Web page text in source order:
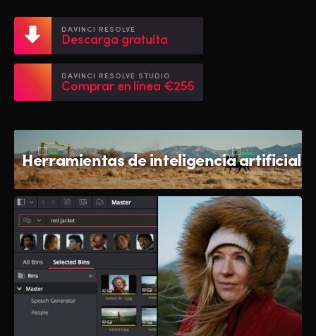
Singapore
South Africa
España
Chinese Taipei
Turkey
UAE
Ukraine
United Kingdom
United States
Singapore
South Africa
España
Chinese Taipei
Turkey
UAE
Ukraine
United Kingdom
United States
DAVINCI RESOLVE
Descarga gratuita
DAVINCI RESOLVE STUDIO
Comprar en línea €255
Herramientas de inteligencia artificial